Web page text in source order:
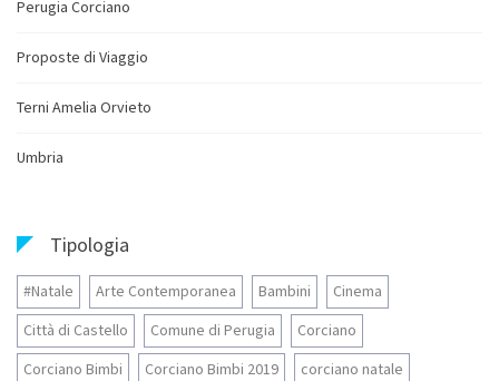
Perugia Corciano
Proposte di Viaggio
Terni Amelia Orvieto
Umbria
Tipologia
#Natale Arte Contemporanea Bambini
Cinema
Città di Castello
Comune di Perugia
Corciano
Corciano Bimbi
Corciano Bimbi 2019
corciano natale